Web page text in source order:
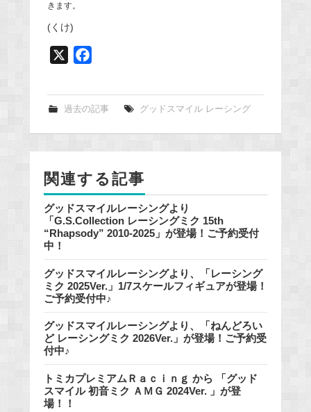
きます。
(くけ)
e
k
過去の記事 グッドスマイル レーシング
関連する記事
グッドスマイルレーシングより
「G.S.Collection レーシングミク 15th
“Rhapsody” 2010-2025」が登場！ご予約受付
中！
グッドスマイルレーシングより、「レーシング
ミク 2025Ver.」1/7スケールフィギュアが登場！
ご予約受付中♪
グッドスマイルレーシングより、「ねんどろい
ど レーシングミク 2026Ver.」が登場！ご予約受
付中♪
トミカプレミアムＲａｃｉｎｇ から 「グッド
スマイル 初音ミク ＡＭＧ 2024Ver. 」が登
場！！